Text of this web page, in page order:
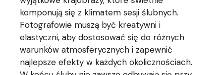
komponują się z klimatem sesji ślubnych.
Fotografowie muszą być kreatywni i
elastyczni, aby dostosować się do różnych
warunków atmosferycznych i zapewnić
najlepsze efekty w każdych okolicznościach.